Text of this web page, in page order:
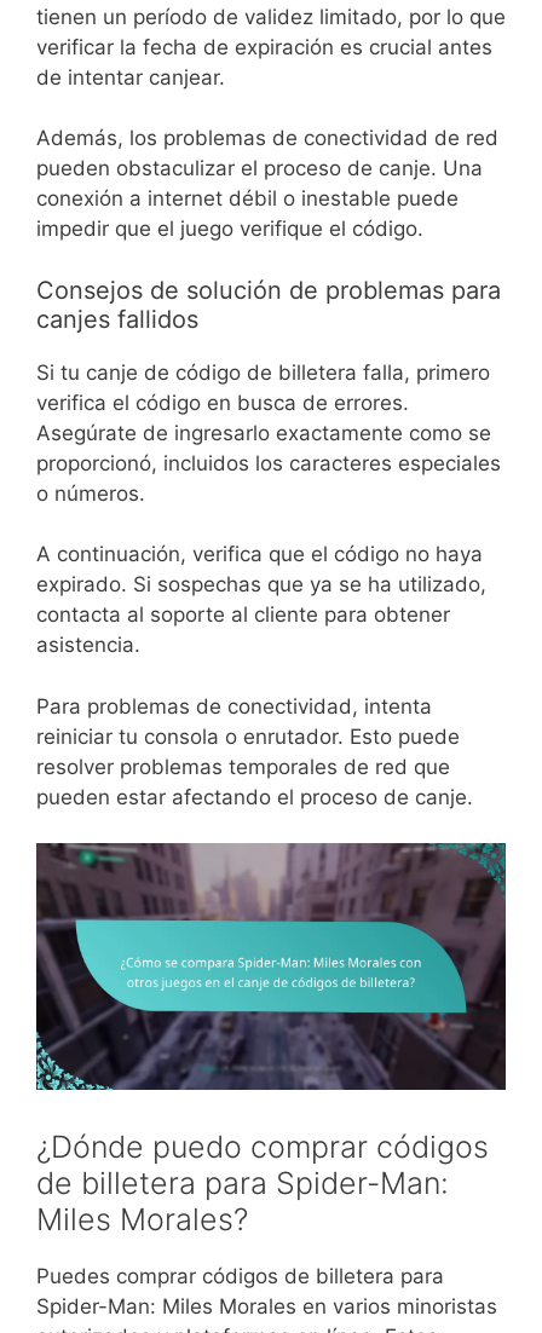
tienen un período de validez limitado, por lo que
verificar la fecha de expiración es crucial antes
de intentar canjear.
Además, los problemas de conectividad de red
pueden obstaculizar el proceso de canje. Una
conexión a internet débil o inestable puede
impedir que el juego verifique el código.
Consejos de solución de problemas para
canjes fallidos
Si tu canje de código de billetera falla, primero
verifica el código en busca de errores.
Asegúrate de ingresarlo exactamente como se
proporcionó, incluidos los caracteres especiales
o números.
A continuación, verifica que el código no haya
expirado. Si sospechas que ya se ha utilizado,
contacta al soporte al cliente para obtener
asistencia.
Para problemas de conectividad, intenta
reiniciar tu consola o enrutador. Esto puede
resolver problemas temporales de red que
pueden estar afectando el proceso de canje.
¿Dónde puedo comprar códigos
de billetera para Spider-Man:
Miles Morales?
Puedes comprar códigos de billetera para
Spider-Man: Miles Morales en varios minoristas